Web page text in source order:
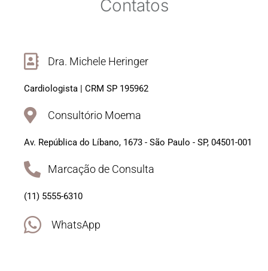
Contatos
Dra. Michele Heringer
Cardiologista | CRM SP 195962
Consultório Moema
Av. República do Líbano, 1673 - São Paulo - SP, 04501-001
Marcação de Consulta
(11) 5555-6310
WhatsApp